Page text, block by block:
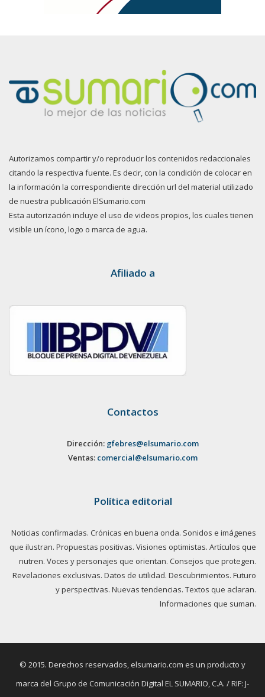
Autorizamos compartir y/o reproducir los contenidos redaccionales
citando la respectiva fuente. Es decir, con la condición de colocar en
la información la correspondiente dirección url del material utilizado
de nuestra publicación ElSumario.com
Esta autorización incluye el uso de videos propios, los cuales tienen
visible un ícono, logo o marca de agua.
Afiliado a
Contactos
Dirección: gfebres@elsumario.com
Ventas: comercial@elsumario.com
Política editorial
Noticias confirmadas. Crónicas en buena onda. Sonidos e imágenes
que ilustran. Propuestas positivas. Visiones optimistas. Artículos que
nutren. Voces y personajes que orientan. Consejos que protegen.
Revelaciones exclusivas. Datos de utilidad. Descubrimientos. Futuro
y perspectivas. Nuevas tendencias. Textos que aclaran.
Informaciones que suman.
© 2015. Derechos reservados, elsumario.com es un producto y
marca del Grupo de Comunicación Digital EL SUMARIO, C.A. / RIF: J-